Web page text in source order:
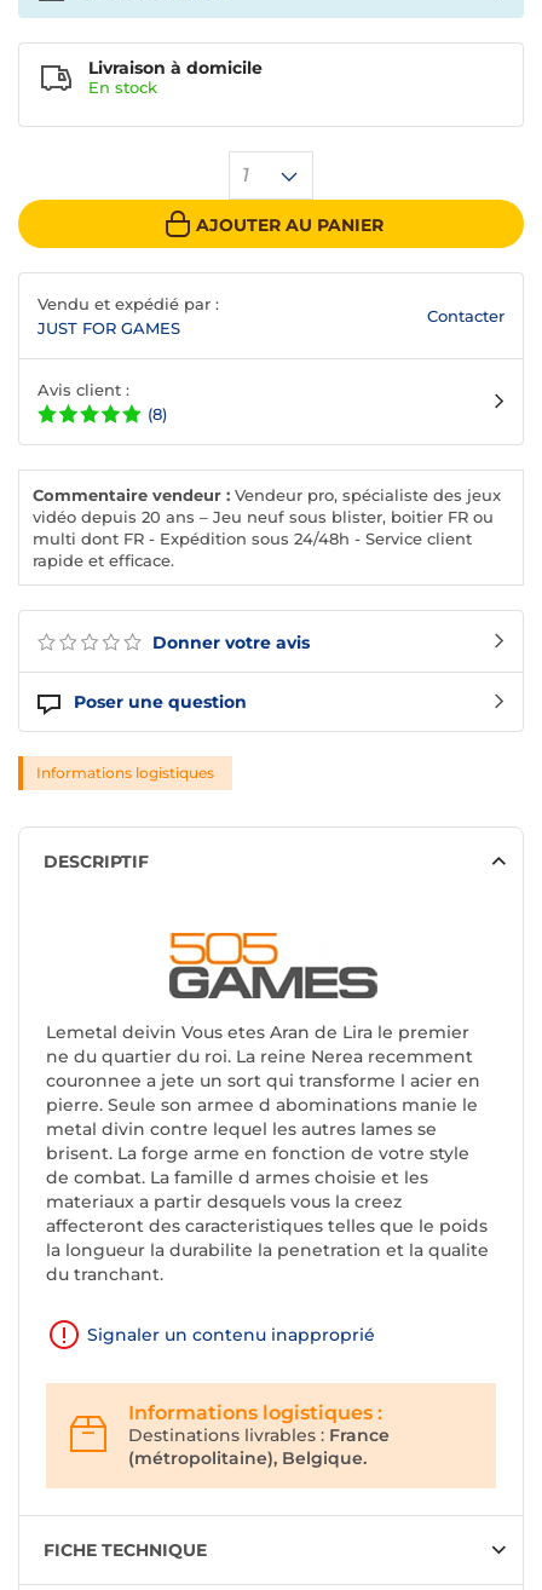
Donner votre avis
Poser une question
1
AJOUTER AU PANIER
Livraison à domicile
En stock
Vendu et expédié par :
JUST FOR GAMES
Contacter
Avis client :
(8)
Commentaire vendeur : Vendeur pro, spécialiste des jeux
vidéo depuis 20 ans – Jeu neuf sous blister, boitier FR ou
multi dont FR - Expédition sous 24/48h - Service client
rapide et efficace.
Informations logistiques
DESCRIPTIF
Lemetal deivin Vous etes Aran de Lira le premier
ne du quartier du roi. La reine Nerea recemment
couronnee a jete un sort qui transforme l acier en
pierre. Seule son armee d abominations manie le
metal divin contre lequel les autres lames se
brisent. La forge arme en fonction de votre style
de combat. La famille d armes choisie et les
materiaux a partir desquels vous la creez
affecteront des caracteristiques telles que le poids
la longueur la durabilite la penetration et la qualite
du tranchant.
Signaler un contenu inapproprié
Informations logistiques :
Destinations livrables : France
(métropolitaine), Belgique.
FICHE TECHNIQUE